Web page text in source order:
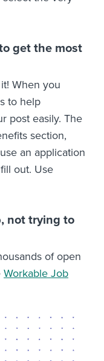
get the most
When you
to help
post easily. The
section,
an application
out. Use
not trying to
of open
Workable Job